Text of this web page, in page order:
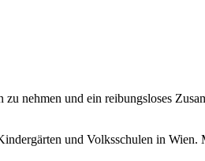
nehmen und ein reibungsloses
und Volksschulen in